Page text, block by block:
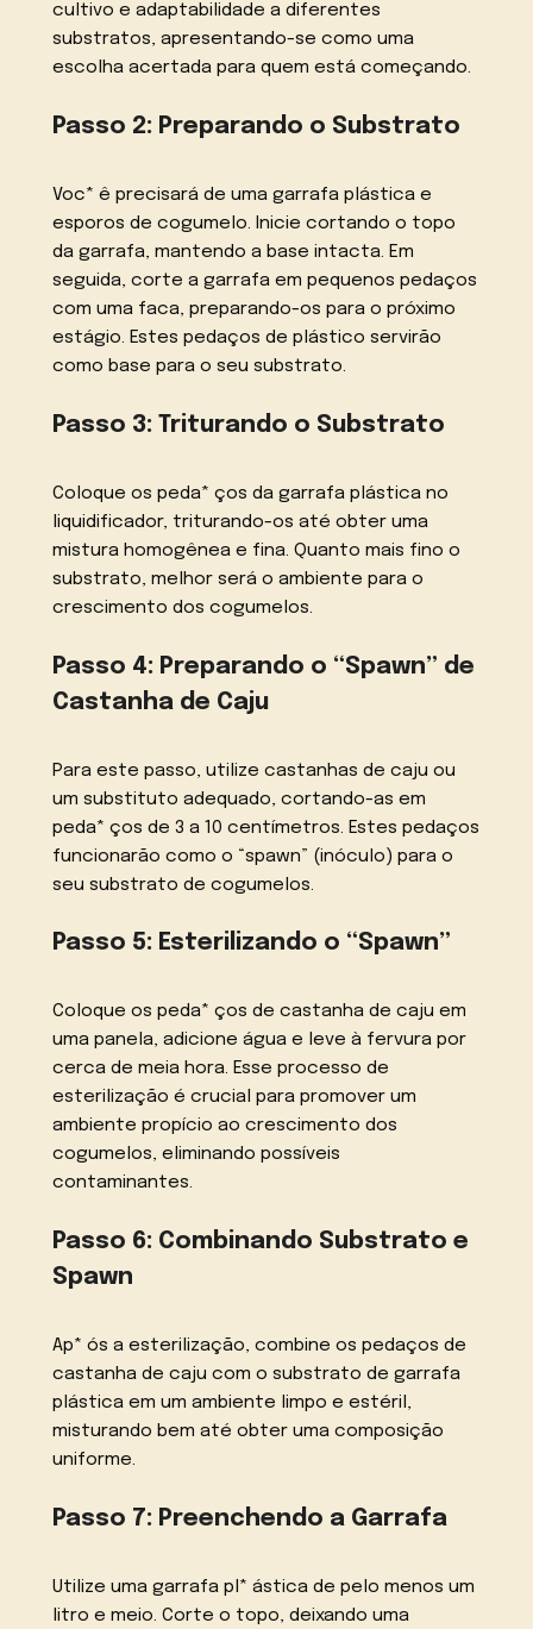
cultivo e adaptabilidade a diferentes
substratos, apresentando-se como uma
escolha acertada para quem está começando.
Passo 2: Preparando o Substrato
Voc* ê precisará de uma garrafa plástica e
esporos de cogumelo. Inicie cortando o topo
da garrafa, mantendo a base intacta. Em
seguida, corte a garrafa em pequenos pedaços
com uma faca, preparando-os para o próximo
estágio. Estes pedaços de plástico servirão
como base para o seu substrato.
Passo 3: Triturando o Substrato
Coloque os peda* ços da garrafa plástica no
liquidificador, triturando-os até obter uma
mistura homogênea e fina. Quanto mais fino o
substrato, melhor será o ambiente para o
crescimento dos cogumelos.
Passo 4: Preparando o “Spawn” de
Castanha de Caju
Para este passo, utilize castanhas de caju ou
um substituto adequado, cortando-as em
peda* ços de 3 a 10 centímetros. Estes pedaços
funcionarão como o “spawn” (inóculo) para o
seu substrato de cogumelos.
Passo 5: Esterilizando o “Spawn”
Coloque os peda* ços de castanha de caju em
uma panela, adicione água e leve à fervura por
cerca de meia hora. Esse processo de
esterilização é crucial para promover um
ambiente propício ao crescimento dos
cogumelos, eliminando possíveis
contaminantes.
Passo 6: Combinando Substrato e
Spawn
Ap* ós a esterilização, combine os pedaços de
castanha de caju com o substrato de garrafa
plástica em um ambiente limpo e estéril,
misturando bem até obter uma composição
uniforme.
Passo 7: Preenchendo a Garrafa
Utilize uma garrafa pl* ástica de pelo menos um
litro e meio. Corte o topo, deixando uma